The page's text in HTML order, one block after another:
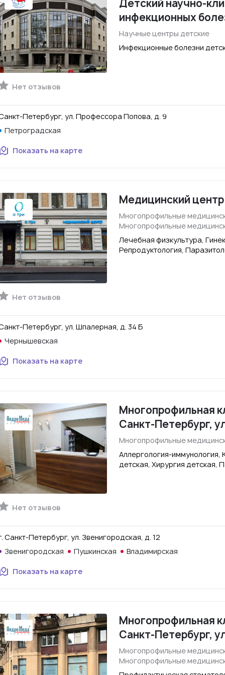
Детский научно-
инфекционных
Научные центры детские
Инфекционные болезни
Нет отзывов
Петербург, ул. Профессора Попова, д. 9
Петроградская
Показать на карте
Медицинский
Многопрофильные
Многопрофильные
Лечебная физкультура,
Репродуктология,
Нет отзывов
Петербург, ул. Шпалерная, д. 34 Б
Чернышевская
Показать на карте
Многопрофильная
Санкт-Петербург,
Многопрофильные
Аллергология-иммунология,
детская, Хирургия детская,
Нет отзывов
Санкт-Петербург, ул. Звенигородская, д. 12
Звенигородская
Пушкинская Владимирская
Показать на карте
Многопрофильная
Санкт-Петербург,
Многопрофильные
Многопрофильные